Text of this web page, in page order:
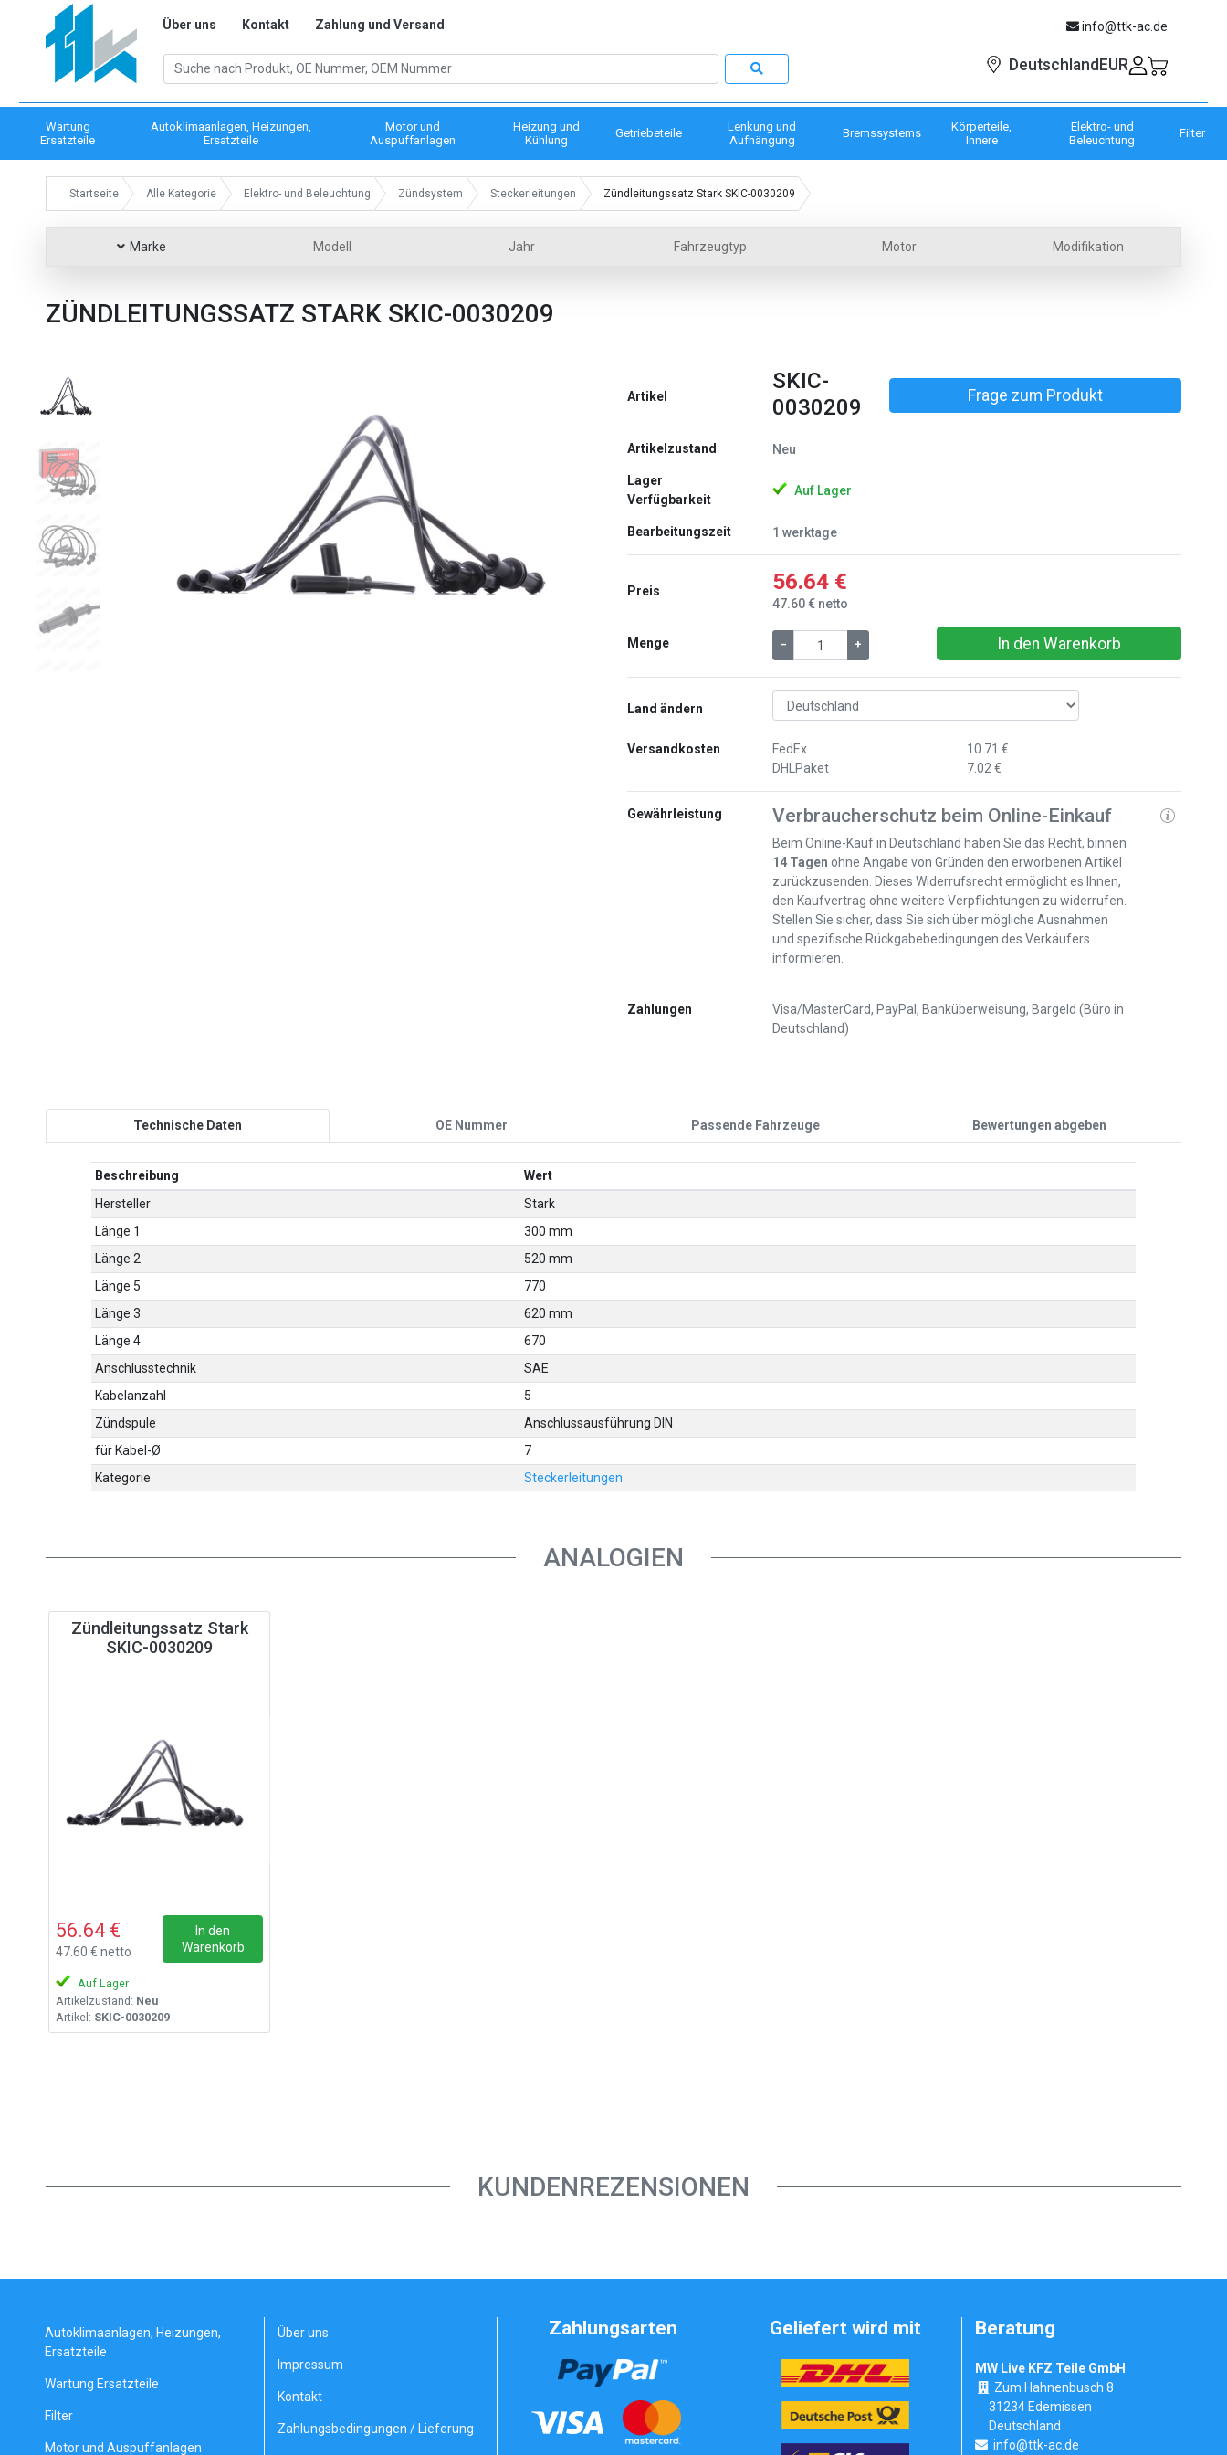
Über uns Kontakt Zahlung und Versand info@ttk-ac.de
Deutschland EUR
Wartung
Ersatzteile
Autoklimaanlagen, Heizungen,
Ersatzteile
Motor und
Auspuffanlagen
Heizung und
Kühlung
Getriebeteile
Lenkung und
Aufhängung
Bremssystems
Körperteile,
Innere
Elektro- und
Beleuchtung
Filter
Startseite Alle Kategorie Elektro- und Beleuchtung Zündsystem Steckerleitungen Zündleitungssatz Stark SKIC-0030209
Marke Modell Jahr Fahrzeugtyp Motor Modifikation
ZÜNDLEITUNGSSATZ STARK SKIC-0030209
Artikel
SKIC-
0030209
Frage zum Produkt
Artikelzustand Neu
Lager
Verfügbarkeit
Auf Lager
Bearbeitungszeit 1 werktage
Preis 56.64 €
47.60 € netto
Menge – + In den Warenkorb
Land ändern
Versandkosten
FedEx
DHLPaket
10.71 €
7.02 €
Gewährleistung Verbraucherschutz beim Online-Einkauf
Beim Online-Kauf in Deutschland haben Sie das Recht, binnen
14 Tagen ohne Angabe von Gründen den erworbenen Artikel
zurückzusenden. Dieses Widerrufsrecht ermöglicht es Ihnen,
den Kaufvertrag ohne weitere Verpflichtungen zu widerrufen.
Stellen Sie sicher, dass Sie sich über mögliche Ausnahmen
und spezifische Rückgabebedingungen des Verkäufers
informieren.
Zahlungen
Visa/MasterCard, PayPal, Banküberweisung, Bargeld (Büro in
Deutschland)
Technische Daten OE Nummer Passende Fahrzeuge Bewertungen abgeben
Beschreibung
Wert
Hersteller
Stark
Länge 1
300 mm
Länge 2
520 mm
Länge 5
770
Länge 3
620 mm
Länge 4
670
Anschlusstechnik
SAE
Kabelanzahl
5
Zündspule
Anschlussausführung DIN
für Kabel-Ø
7
Kategorie
Steckerleitungen
ANALOGIEN
Zündleitungssatz Stark
SKIC-0030209
56.64 €
47.60 € netto
In den
Warenkorb
Auf Lager
Artikelzustand: Neu
Artikel: SKIC-0030209
KUNDENREZENSIONEN
Autoklimaanlagen, Heizungen,
Ersatzteile
Wartung Ersatzteile
Filter
Motor und Auspuffanlagen
Über uns
Impressum
Kontakt
Zahlungsbedingungen / Lieferung
Zahlungsarten Geliefert wird mit Beratung
MW Live KFZ Teile GmbH
Zum Hahnenbusch 8
31234 Edemissen
Deutschland
info@ttk-ac.de